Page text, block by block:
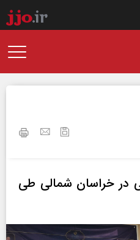
در خراسان شمالی طی